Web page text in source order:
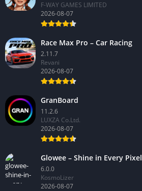
F-WAY GAMES LIMITED
2026-08-07
Race Max Pro – Car Racing
2.11.7
Revani
2026-08-07
GranBoard
11.2.6
LUXZA Co.Ltd.
2026-08-07
Glowee – Shine in Every Pixel
6.0.0
KosmoLizer
2026-08-07